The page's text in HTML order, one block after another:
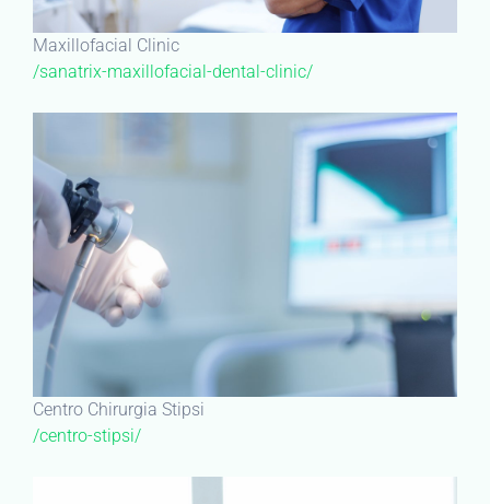
Maxillofacial Clinic
/sanatrix-maxillofacial-dental-clinic/
Centro Chirurgia Stipsi
/centro-stipsi/